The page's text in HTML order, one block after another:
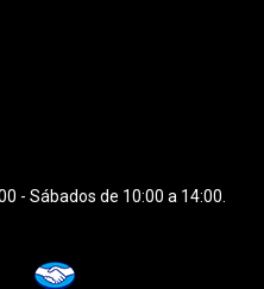
- Sábados de 10:00 a 14:00.